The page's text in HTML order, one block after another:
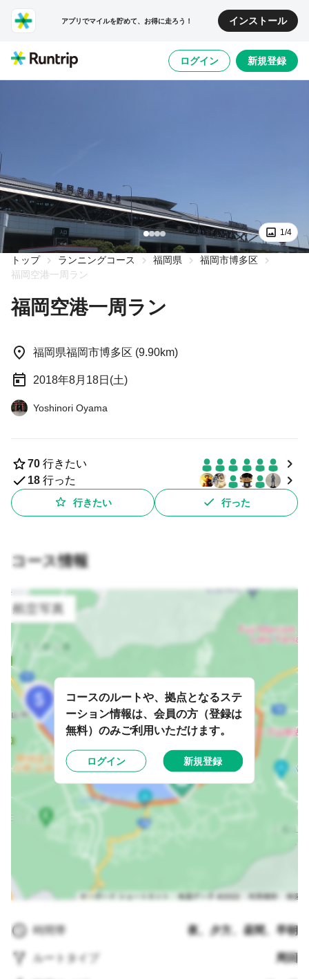
アプリでマイルを貯めて、お得に走ろう！ インストール
ログイン 新規登録
1/4
トップ ランニングコース 福岡県
福岡市博多区
福岡空港一周ラン
福岡空港一周ラン
福岡県福岡市博多区 (9.90km)
2018年8月18日(土)
Yoshinori Oyama
70 行きたい
18 行った
行きたい 行った
コース情報
時間帯 夜、夕方、昼間、早朝
ルートタイプ 周回
コースのルートや、拠点となるステ
ーション情報は、会員の方（登録は
無料）のみご利用いただけます。
ログイン 新規登録